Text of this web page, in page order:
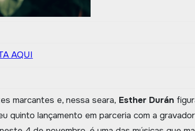
AQUI
marcantes e, nessa seara, Esther Durán
quinto lançamento em parceria com a